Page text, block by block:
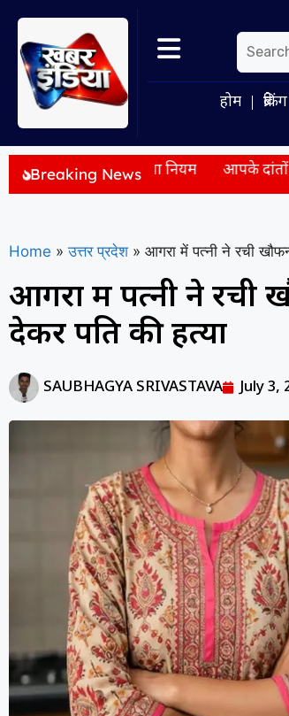
होम
Breaking News
जानें नया नियम आपके दांतों को खराब कर
Home » उत्तर प्रदेश » आगरा में पत्नी ने रची
आगरा में पत्नी ने रची
देकर पति की हत्या
SAUBHAGYA SRIVASTAVA July 3,